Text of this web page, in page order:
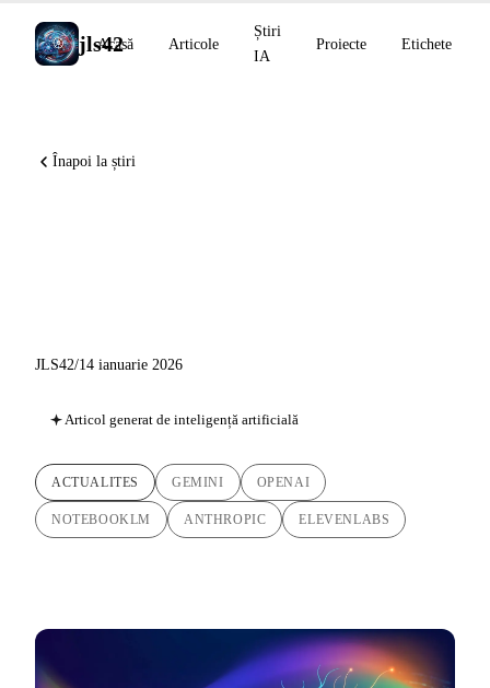
jls42
Acasă Articole
Știri
IA
Proiecte Etichete
Înapoi la știri
JLS42/14 ianuarie 2026
Articol generat de inteligență artificială
ACTUALITES GEMINI OPENAI
NOTEBOOKLM ANTHROPIC ELEVENLABS